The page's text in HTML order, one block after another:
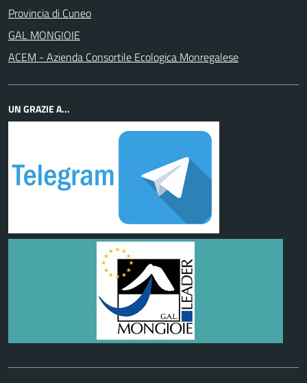
Provincia di Cuneo
GAL MONGIOIE
ACEM - Azienda Consortile Ecologica Monregalese
UN GRAZIE A...